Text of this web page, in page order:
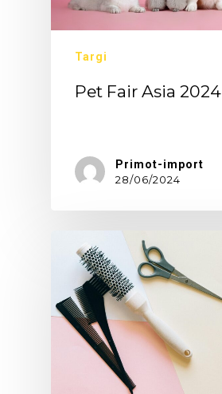
Targi
Pet Fair Asia 2024
Primot-import
28/06/2024